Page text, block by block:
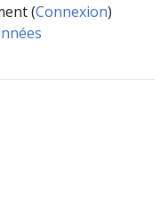
(Connexion)